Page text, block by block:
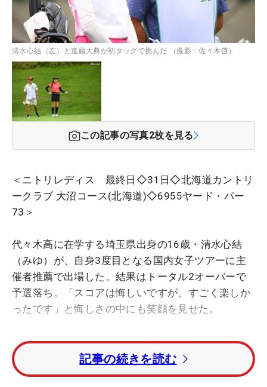
清水心結（左）と進藤大典が初タッグで挑んだ （撮影：佐々木啓）
この記事の写真2枚を見る
＜ニトリレディス 最終日◇31日◇北海道カントリ
ークラブ 大沼コース(北海道)◇6955ヤード・パー
73＞
代々木高に在学する埼玉県出身の16歳・清水心結
（みゆ）が、自身3度目となる国内女子ツアーに主
催者推薦で出場した。結果はトータル2オーバーで
予選落ち。「スコアは悔しいですが、すごく楽しか
ったです」と悔しさの中にも笑顔を見せた。
今回のバッグを担いだのは、松山英樹の元エースキ
ャディで多くのトッププレーヤーとコンビを組んで
きた進藤大典（だいすけ）氏。2021年にスタートし
記事の続きを読む